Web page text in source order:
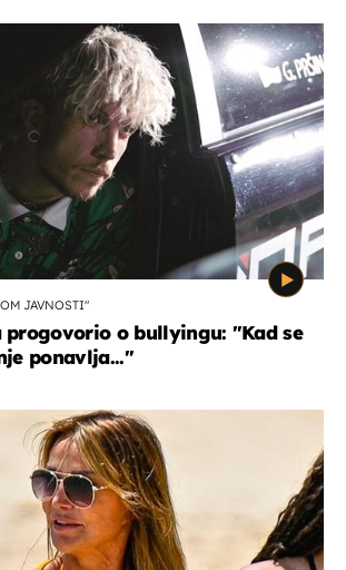
JAVNOSTI"
progovorio o bullyingu: "Kad se
ponavlja..."